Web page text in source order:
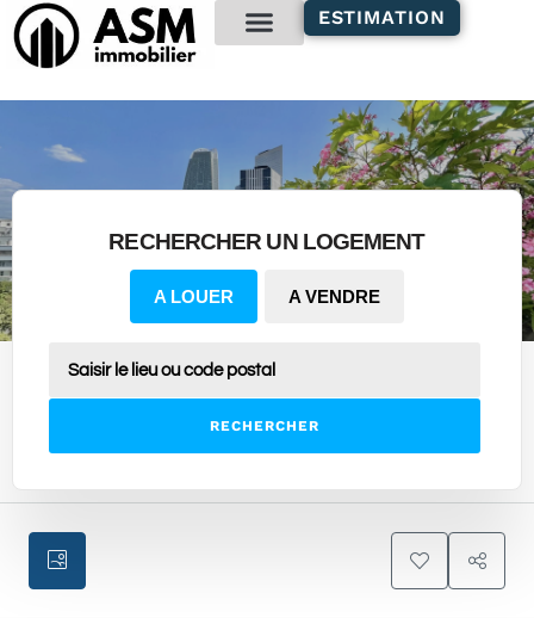
principal
ESTIMATION
RECHERCHER UN LOGEMENT
A LOUER A VENDRE
RECHERCHER